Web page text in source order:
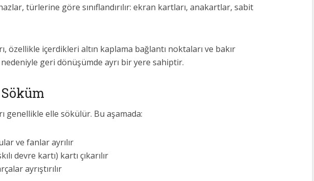
türlerine göre sınıflandırılır: ekran kartları, anakartlar, sabit
özellikle içerdikleri altın kaplama bağlantı noktaları ve bakır
geri dönüşümde ayrı bir yere sahiptir.
genellikle elle sökülür. Bu aşamada:
ve fanlar ayrılır
devre kartı) kartı çıkarılır
ayrıştırılır